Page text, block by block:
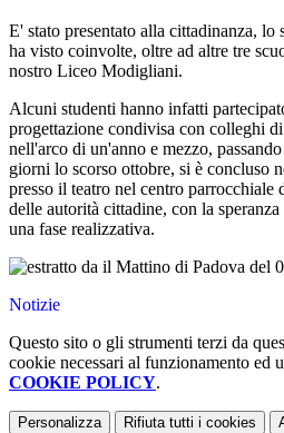
E' stato presentato alla cittadinanza,
ha visto coinvolte, oltre ad altre tre
nostro Liceo Modigliani.
Alcuni studenti hanno infatti
progettazione condivisa con colleghi
nell'arco di un'anno e mezzo,
giorni lo scorso ottobre, si è concluso
presso il teatro nel centro parrocchiale
delle autorità cittadine, con la
una fase realizzativa.
Notizie
Questo sito o gli strumenti terzi da
cookie necessari al funzionamento ed
COOKIE POLICY.
Personalizza Rifiuta tutti i cookies